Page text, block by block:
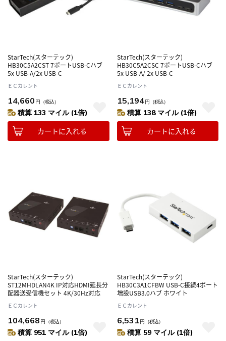
StarTech(スターテック)
HB30C5A2CST 7ポートUSB-Cハブ
5x USB-A/2x USB-C
ＥＣカレント
14,660 円 （税込）
積算 133 マイル (1倍)
カートに入れる
StarTech(スターテック)
HB30C5A2CSC 7ポートUSB-Cハブ
5x USB-A/ 2x USB-C
ＥＣカレント
15,194円 （税込）
積算 138 マイル (1倍)
カートに入れる
StarTech(スターテック)
ST12MHDLAN4K IP対応HDMI延長分
配器送受信機セット 4K/30Hz対応
ＥＣカレント
104,668 円 （税込）
積算 951 マイル (1倍)
StarTech(スターテック)
HB30C3A1CFBW USB-C接続4ポート
増設USB3.0ハブ ホワイト
ＥＣカレント
6,531 円 （税込）
積算 59 マイル (1倍)